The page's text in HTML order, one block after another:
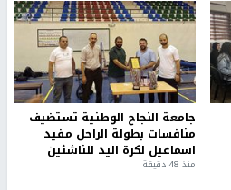
جامعة النجاح الوطنية تستضيف
منافسات بطولة الراحل مفيد
اسماعيل لكرة اليد للناشئين
منذ 48 دقيقة